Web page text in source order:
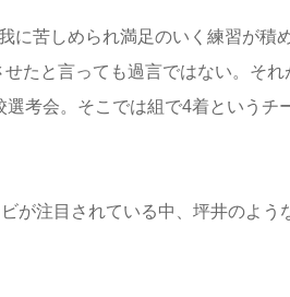
に苦しめられ満足のいく練習が積
たと言っても過言ではない。それ
考会。そこでは組で4着というチ
が注目されている中、坪井のよう